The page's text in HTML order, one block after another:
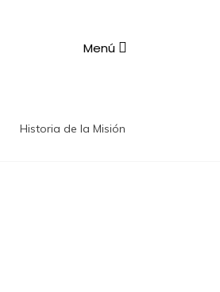
Menú
Historia de la Misión